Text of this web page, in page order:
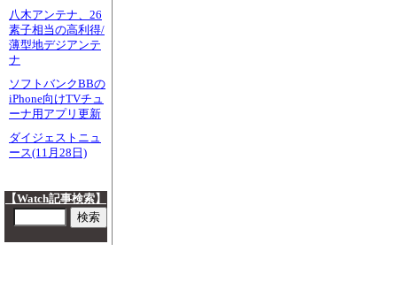
八木アンテナ、26
素子相当の高利得/
薄型地デジアンテ
ナ
ソフトバンクBBの
iPhone向けTVチュ
ーナ用アプリ更新
ダイジェストニュ
ース(11月28日)
【Watch記事検索】